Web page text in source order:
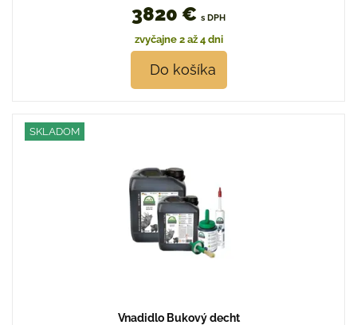
3820 € s DPH
zvyčajne 2 až 4 dni
Do košíka
SKLADOM
Vnadidlo Bukový decht